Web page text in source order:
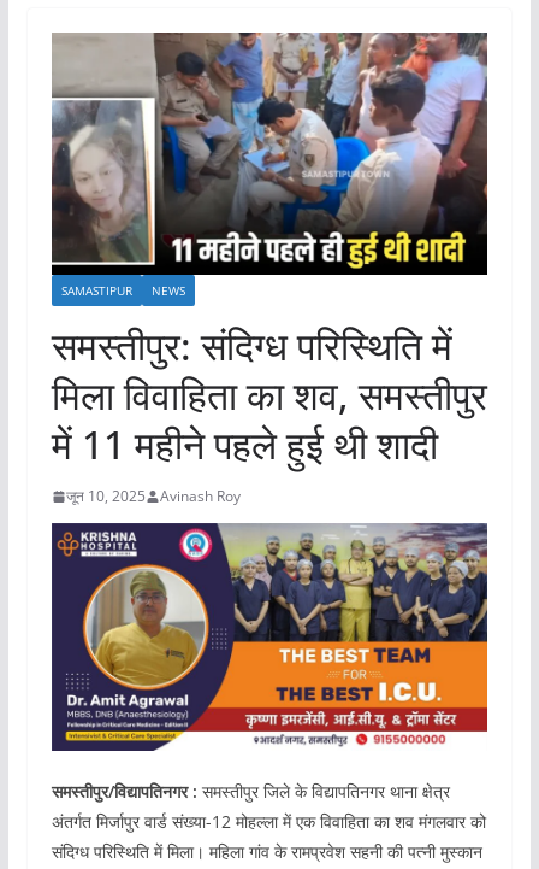
SAMASTIPUR NEWS
समस्तीपुर: संदिग्ध परिस्थिति में
मिला विवाहिता का शव, समस्तीपुर
में 11 महीने पहले हुई थी शादी
जून 10, 2025 Avinash Roy
समस्तीपुर/विद्यापतिनगर : समस्तीपुर जिले के विद्यापतिनगर थाना क्षेत्र
अंतर्गत मिर्जापुर वार्ड संख्या-12 मोहल्ला में एक विवाहिता का शव मंगलवार को
संदिग्ध परिस्थिति में मिला। महिला गांव के रामप्रवेश सहनी की पत्नी मुस्कान